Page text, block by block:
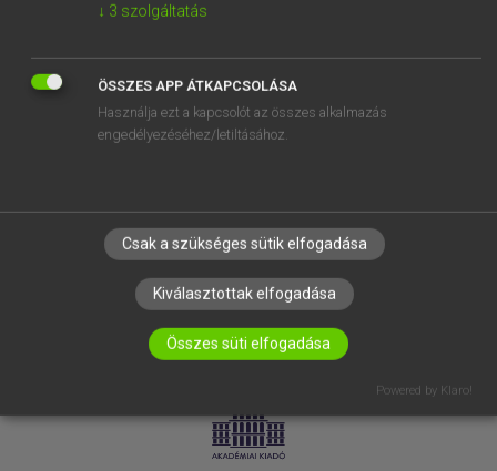
RÓLUNK
ELÉRHETŐSÉG
SÜTI BEÁLLÍTÁSOK
LICENCSZERZŐDÉS ADATVÉDELEM
↓ 3 szolgáltatás
ÖSSZES APP ÁTKAPCSOLÁSA
Használja ezt a kapcsolót az összes alkalmazás
engedélyezéséhez/letiltásához.
Csak a szükséges sütik elfogadása
Kiválasztottak elfogadása
Összes süti elfogadása
Powered by Klaro!